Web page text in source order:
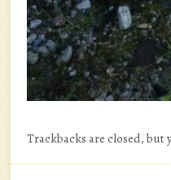
Trackbacks are closed, but